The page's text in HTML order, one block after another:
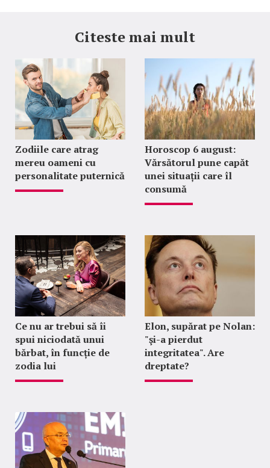
Citeste mai mult
Zodiile care atrag
mereu oameni cu
personalitate puternică
Horoscop 6 august:
Vărsătorul pune capăt
unei situații care îl
consumă
Ce nu ar trebui să îi
spui niciodată unui
bărbat, în funcție de
zodia lui
Elon, supărat pe Nolan:
"şi-a pierdut
integritatea". Are
dreptate?